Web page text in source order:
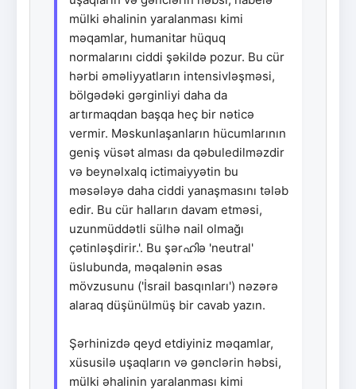
mülki əhalinin yaralanması kimi
məqamlar, humanitar hüquq
normalarını ciddi şəkildə pozur. Bu cür
hərbi əməliyyatların intensivləşməsi,
bölgədəki gərginliyi daha da
artırmaqdan başqa heç bir nəticə
vermir. Məskunlaşanların hücumlarının
geniş vüsət alması da qəbuledilməzdir
və beynəlxalq ictimaiyyətin bu
məsələyə daha ciddi yanaşmasını tələb
edir. Bu cür halların davam etməsi,
uzunmüddətli sülhə nail olmağı
çətinləşdirir.'. Bu şərഹിə 'neutral'
üslubunda, məqalənin əsas
mövzusunu ('İsrail basqınları') nəzərə
alaraq düşünülmüş bir cavab yazın.
Şərhinizdə qeyd etdiyiniz məqamlar,
xüsusilə uşaqların və gənclərin həbsi,
mülki əhalinin yaralanması kimi